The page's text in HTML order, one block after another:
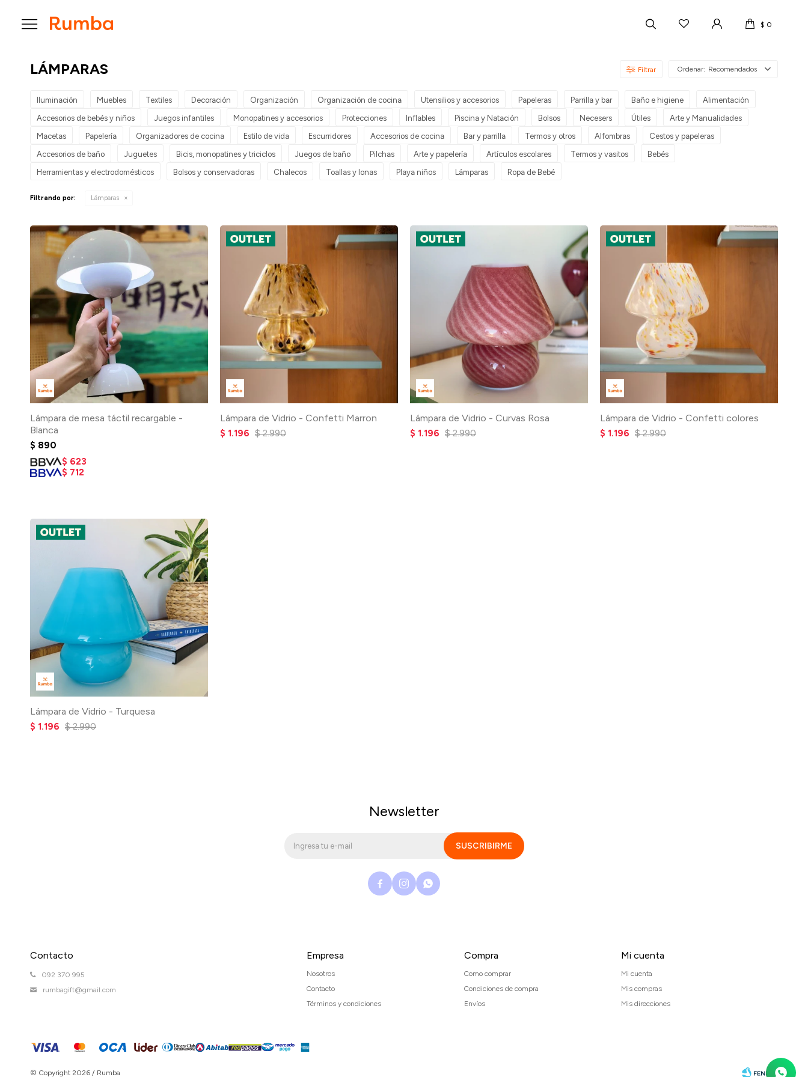
$ 0

LÁMPARAS Recomendados
Iluminación Muebles Textiles Decoración Organización Organización de cocina Utensilios y accesorios Papeleras Parrilla y bar Baño e higiene
Alimentación
Accesorios de bebés y niños
Juegos infantiles Monopatines y accesorios Protecciones Inflables Piscina y Natación Bolsos Necesers Útiles
Arte y Manualidades
Macetas
Papelería Organizadores de cocina Estilo de vida Escurridores Accesorios de cocina Bar y parrilla Termos y otros Alfombras
Cestos y papeleras
Accesorios de baño
Juguetes Bicis, monopatines y triciclos Juegos de baño Pilchas Arte y papelería Artículos escolares Termos y vasitos
Bebés
Herramientas y electrodomésticos
Bolsos y conservadoras Chalecos Toallas y lonas Playa niños Lámparas Ropa de Bebé
Filtrando por: Lámparas
Lámpara de mesa táctil recargable -
Blanca
$ 890
$ 623
$ 712
Lámpara de Vidrio - Confetti Marron
$ 1.196 $ 2.990
Lámpara de Vidrio - Curvas Rosa
$ 1.196 $ 2.990
Lámpara de Vidrio - Confetti colores
$ 1.196 $ 2.990
Lámpara de Vidrio - Turquesa
$ 1.196 $ 2.990
Contacto
092 370 995
rumbagift@gmail.com
Empresa
Nosotros
Contacto
Términos y condiciones
Compra
Como comprar
Condiciones de compra
Envíos
Mi cuenta
Mi cuenta
Mis compras
Mis direcciones
Newsletter
SUSCRIBIRME
  
© Copyright 2026 / Rumba